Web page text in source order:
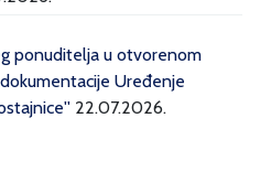
ponuditelja u otvorenom
Uređenje
22.07.2026.